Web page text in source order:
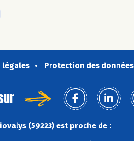
légales Protection des données
(59223) est proche de :